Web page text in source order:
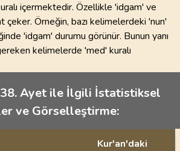
içermektedir. Özellikle 'idgam' ve
çeker. Örneğin, bazı kelimelerdeki 'nun'
'idgam' durumu görünür. Bunun yanı
kelimelerde 'med' kuralı
Ayet ile İlgili İstatistiksel
ve Görselleştirme:
Kur'an'daki